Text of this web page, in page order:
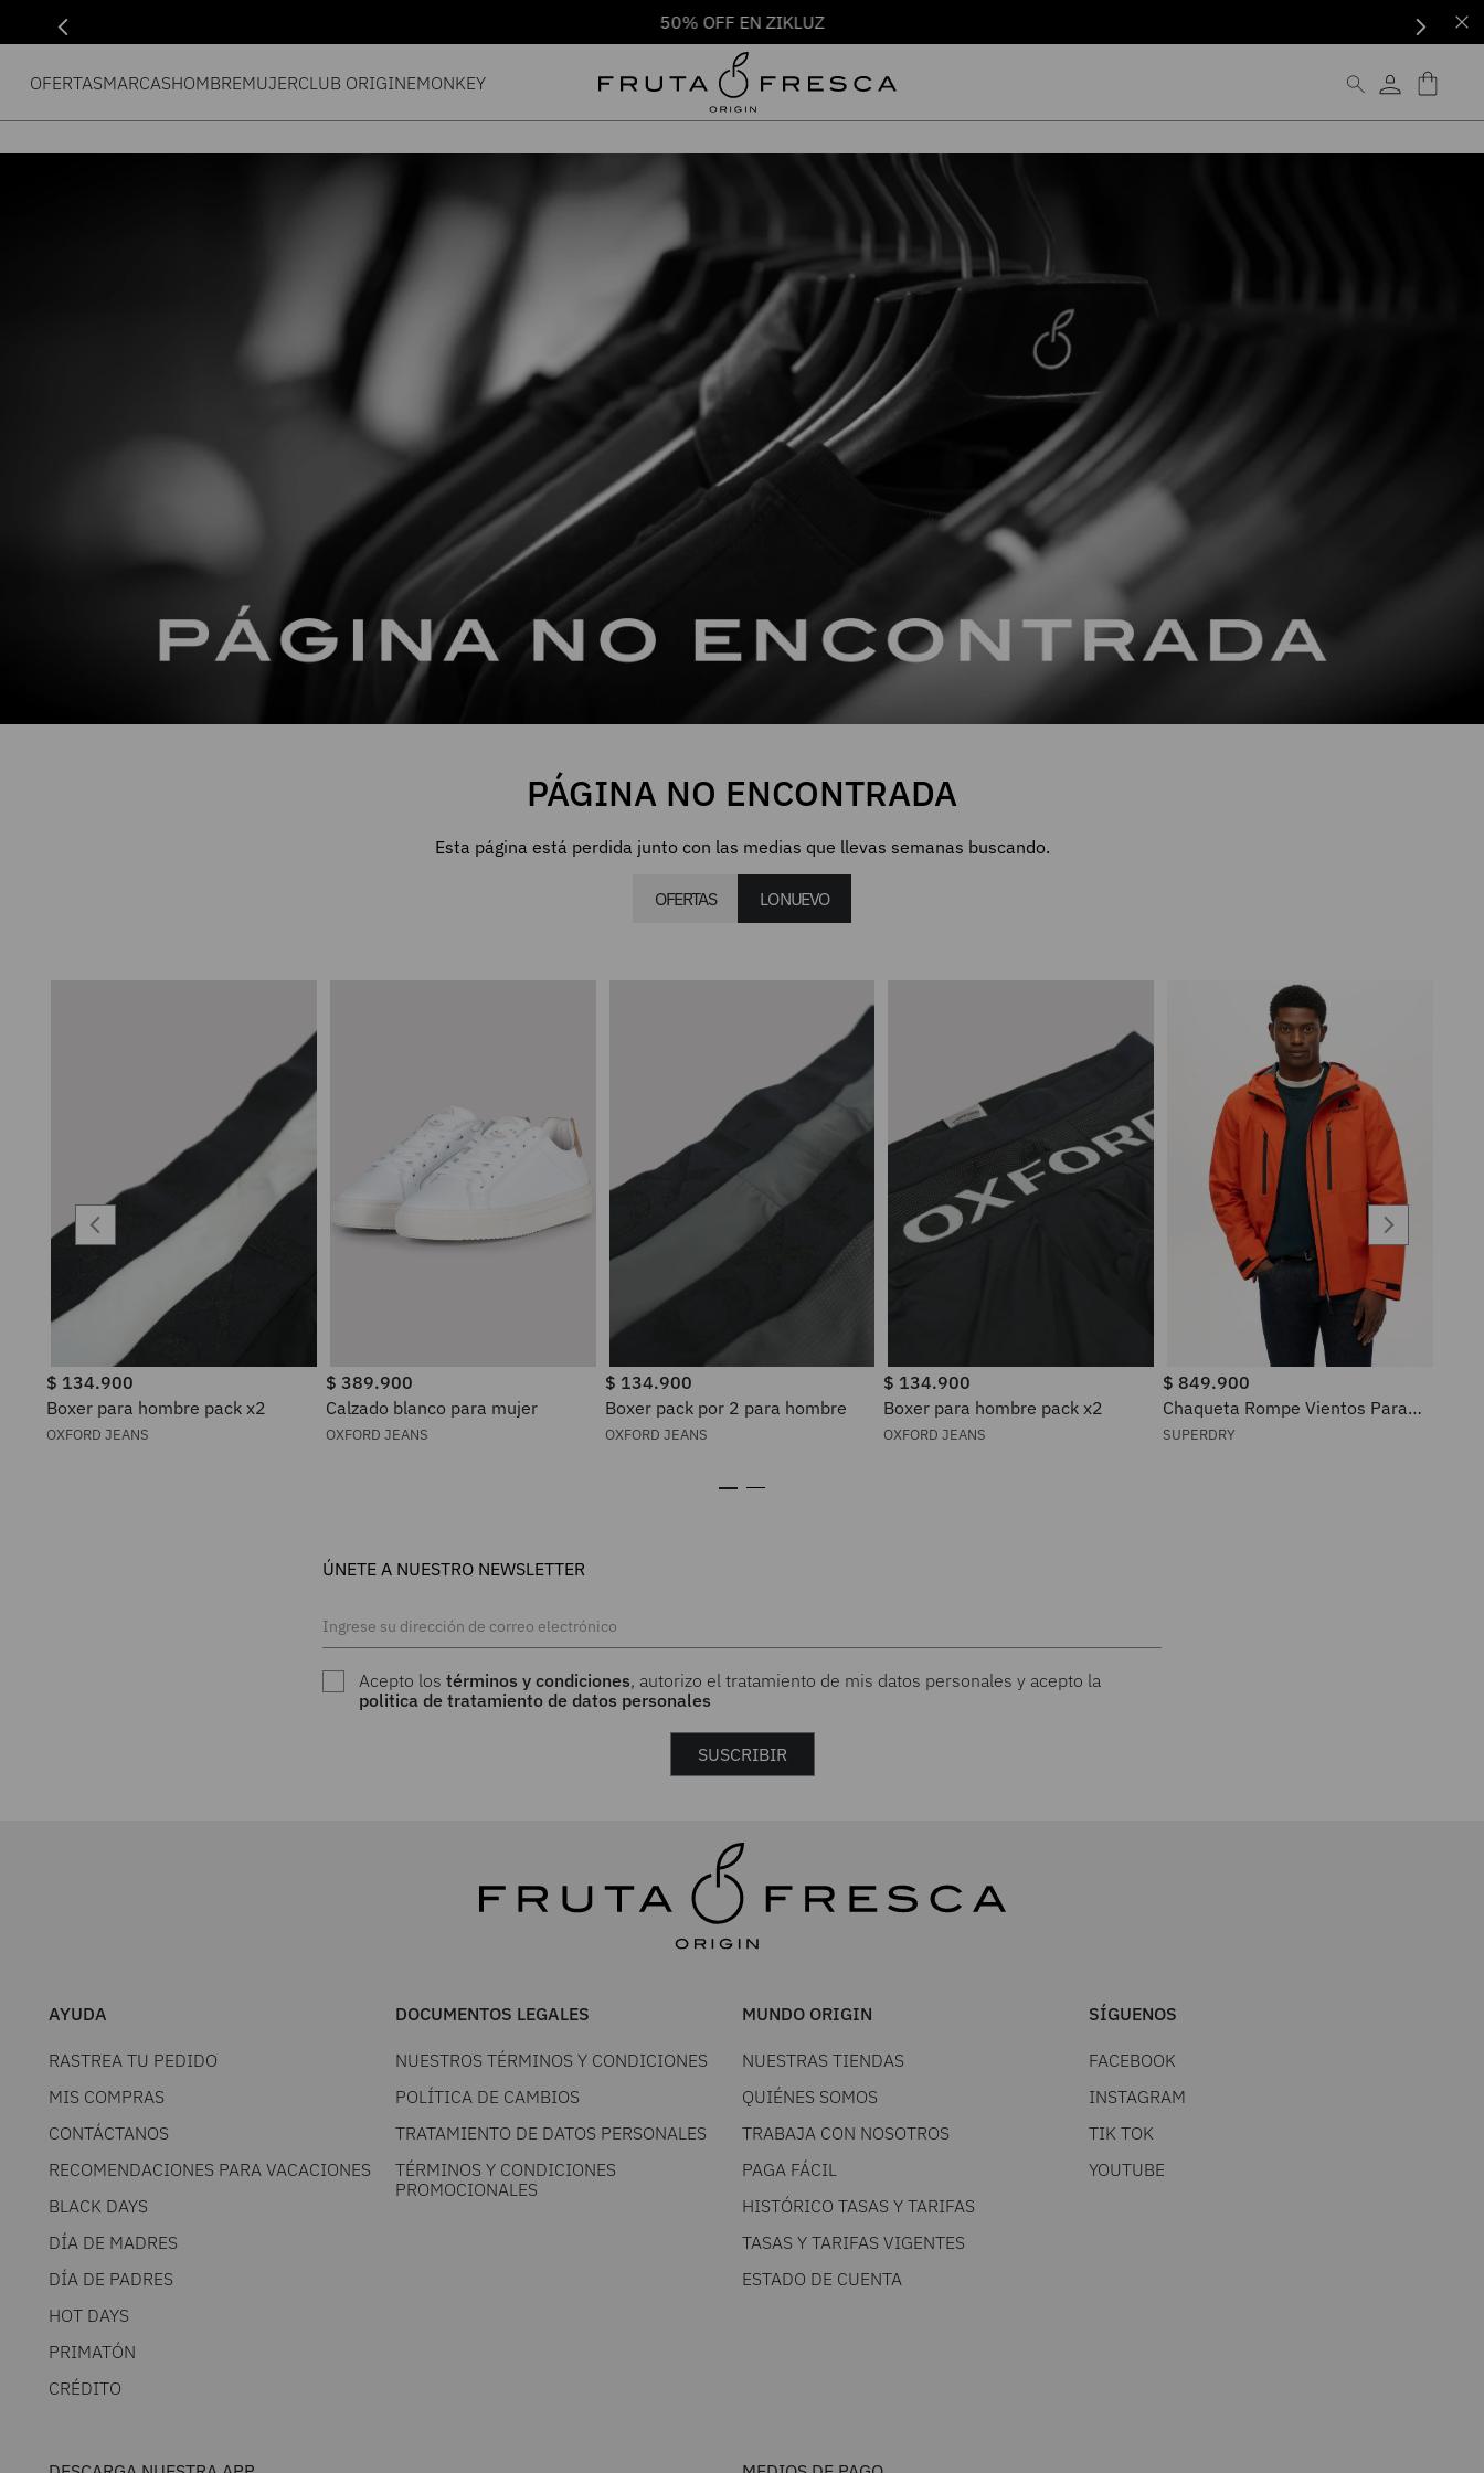
50% OFF EN ZIKLUZ
OFERTASMARCASHOMBREMUJERCLUB ORIGINEMONKEY
PÁGINA NO ENCONTRADA
Esta página está perdida junto con las medias que llevas semanas buscando.
OFERTAS LO NUEVO
$ 134.900
Boxer para hombre pack x2
OXFORD JEANS
$ 389.900
Calzado blanco para mujer
OXFORD JEANS
$ 134.900
Boxer pack por 2 para hombre
OXFORD JEANS
$ 134.900
Boxer para hombre pack x2
OXFORD JEANS
$ 849.900
Chaqueta Rompe Vientos Para
Hombre Waterproof Superdry
SUPERDRY
ÚNETE A NUESTRO NEWSLETTER
Acepto lostérminos y condiciones, autorizo el tratamiento de mis datos personales y acepto la
politica de tratamiento de datos personales
SUSCRIBIR
AYUDA
RASTREA TU PEDIDO
MIS COMPRAS
CONTÁCTANOS
RECOMENDACIONES PARA VACACIONES
BLACK DAYS
DÍA DE MADRES
DÍA DE PADRES
HOT DAYS
PRIMATÓN
CRÉDITO
DOCUMENTOS LEGALES
NUESTROS TÉRMINOS Y CONDICIONES
POLÍTICA DE CAMBIOS
TRATAMIENTO DE DATOS PERSONALES
TÉRMINOS Y CONDICIONES
PROMOCIONALES
MUNDO ORIGIN
NUESTRAS TIENDAS
QUIÉNES SOMOS
TRABAJA CON NOSOTROS
PAGA FÁCIL
HISTÓRICO TASAS Y TARIFAS
TASAS Y TARIFAS VIGENTES
ESTADO DE CUENTA
SÍGUENOS
FACEBOOK
INSTAGRAM
TIK TOK
YOUTUBE